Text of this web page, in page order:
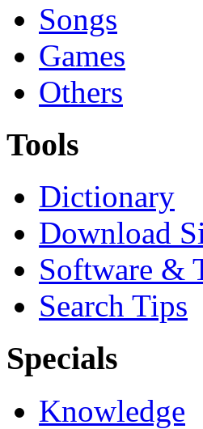
Songs
Games
Others
Tools
Dictionary
Download
Software &
Search Tips
Specials
Knowledge